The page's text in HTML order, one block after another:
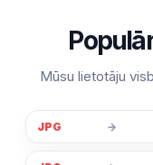
Mūsu lietotāju
JPG →